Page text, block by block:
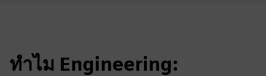
ทำไม Engineering: